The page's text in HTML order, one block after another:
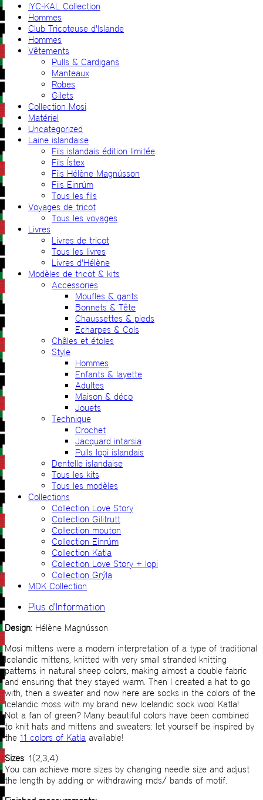
IYC-KAL Collection
Hommes
Club Tricoteuse d'Islande
Hommes
Vêtements
Pulls & Cardigans
Manteaux
Robes
Gilets
Collection Mosi
Matériel
Uncategorized
Laine islandaise
Fils islandais édition limitée
Fils Ístex
Fils Hélène Magnússon
Fils Einrúm
Tous les fils
Voyages de tricot
Tous les voyages
Livres
Livres de tricot
Tous les livres
Livres d'Hélène
Modèles de tricot & kits
Accessories
Moufles & gants
Bonnets & Tête
Chaussettes & pieds
Echarpes & Cols
Châles et étoles
Style
Hommes
Enfants & layette
Adultes
Maison & déco
Jouets
Technique
Crochet
Jacquard intarsia
Pulls lopi islandais
Dentelle islandaise
Tous les kits
Tous les modèles
Collections
Collection Love Story
Collection Gilitrutt
Collection mouton
Collection Einrúm
Collection Katla
Collection Love Story + lopi
Collection Grýla
MDK Collection
Plus d'Information
Design: Hélène Magnússon
Mosi mittens were a modern interpretation of a type of traditional
Icelandic mittens, knitted with very small stranded knitting
patterns in natural sheep colors, making almost a double fabric
and ensuring that they stayed warm. Then I created a hat to go
with, then a sweater and now here are socks in the colors of the
Icelandic moss with my brand new Icelandic sock wool Katla!
Not a fan of green? Many beautiful colors have been combined
to knit hats and mittens and sweaters: let yourself be inspired by
the 11 colors of Katla available!
Sizes: 1(2,3,4)
You can achieve more sizes by changing needle size and adjust
the length by adding or withdrawing rnds/ bands of motif.